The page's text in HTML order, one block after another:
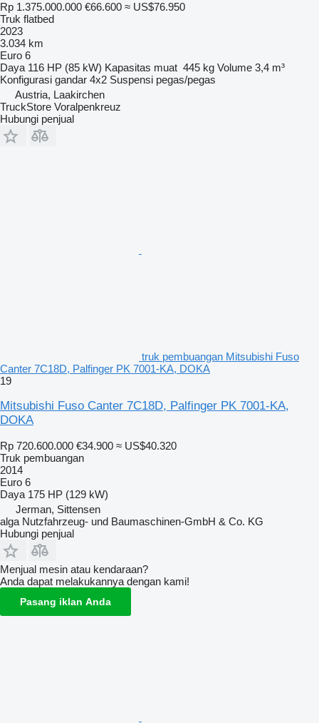
Rp 1.375.000.000 €66.600 ≈ US$76.950
Truk flatbed
2023
3.034 km
Euro 6
Daya 116 HP (85 kW) Kapasitas muat 445 kg Volume 3,4 m³
Konfigurasi gandar 4x2 Suspensi pegas/pegas
Austria, Laakirchen
TruckStore Voralpenkreuz
Hubungi penjual
truk pembuangan Mitsubishi Fuso
Canter 7C18D, Palfinger PK 7001-KA, DOKA
19
Mitsubishi Fuso Canter 7C18D, Palfinger PK 7001-KA,
DOKA
Rp 720.600.000 €34.900 ≈ US$40.320
Truk pembuangan
2014
Euro 6
Daya 175 HP (129 kW)
Jerman, Sittensen
alga Nutzfahrzeug- und Baumaschinen-GmbH & Co. KG
Hubungi penjual
Menjual mesin atau kendaraan?
Anda dapat melakukannya dengan kami!
Pasang iklan Anda